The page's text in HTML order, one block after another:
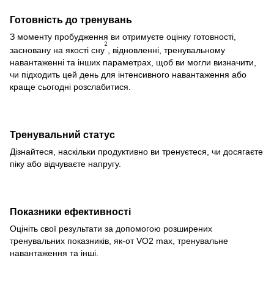
Готовність до тренувань
З моменту пробудження ви отримуєте оцінку готовності,
засновану на якості сну
2
, відновленні, тренувальному
навантаженні та інших параметрах, щоб ви могли визначити,
чи підходить цей день для інтенсивного навантаження або
краще сьогодні розслабитися.
Тренувальний статус
Дізнайтеся, наскільки продуктивно ви тренуєтеся, чи досягаєте
піку або відчуваєте напругу.
Показники ефективності
Оцініть свої результати за допомогою розширених
тренувальних показників, як-от VO2 max, тренувальне
навантаження та інші.